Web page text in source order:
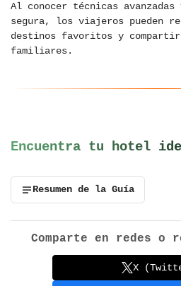
Al conocer técnicas
segura, los viajeros pueden
destinos favoritos y
familiares.
Encuentra tu hotel
Resumen de la Guía
Comparte en redes o
X